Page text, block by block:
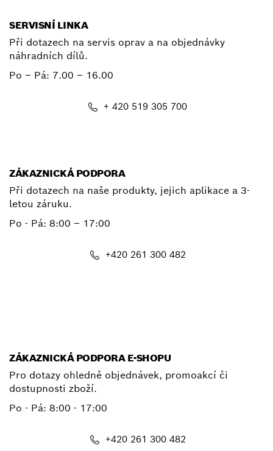
SERVISNÍ LINKA
Při dotazech na servis oprav a na objednávky
náhradních dílů.
Po – Pá: 7.00 – 16.00
+ 420 519 305 700
ZÁKAZNICKÁ PODPORA
Při dotazech na naše produkty, jejich aplikace a 3-
letou záruku.
Po - Pá: 8:00 – 17:00
+420 261 300 482
ZÁKAZNICKÁ PODPORA E-SHOPU
Pro dotazy ohledně objednávek, promoakcí či
dostupnosti zboží.
Po - Pá: 8:00 - 17:00
+420 261 300 482